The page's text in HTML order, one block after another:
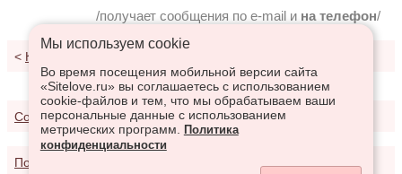
/получает сообщения по e-mail и на телефон/
< К результатам поиска
Соглашение о предоставлении услуг
Политика конфиденциальности
Мы используем сookie
Во время посещения мобильной версии сайта
«Sitelove.ru» вы соглашаетесь с использованием
cookie-файлов и тем, что мы обрабатываем ваши
персональные данные с использованием
метрических программ.
Политика
конфиденциальности